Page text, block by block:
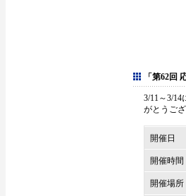
「第62回
3/11～3/
がとうござ
開催日
開催時間
開催場所